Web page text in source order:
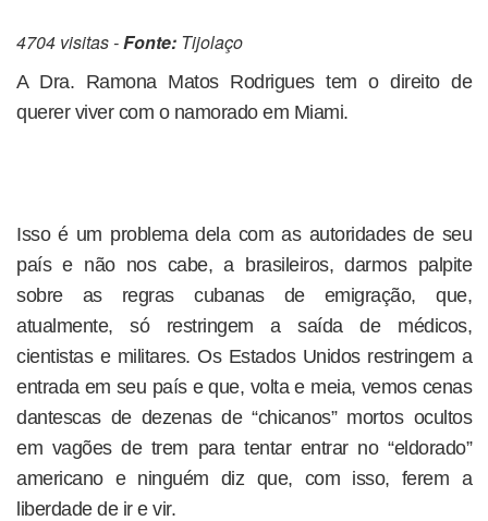
4704 visitas -Fonte: Tijolaço
A Dra. Ramona Matos Rodrigues tem o direito de
querer viver com o namorado em Miami.
Isso é um problema dela com as autoridades de seu
país e não nos cabe, a brasileiros, darmos palpite
sobre as regras cubanas de emigração, que,
atualmente, só restringem a saída de médicos,
cientistas e militares. Os Estados Unidos restringem a
entrada em seu país e que, volta e meia, vemos cenas
dantescas de dezenas de “chicanos” mortos ocultos
em vagões de trem para tentar entrar no “eldorado”
americano e ninguém diz que, com isso, ferem a
liberdade de ir e vir.